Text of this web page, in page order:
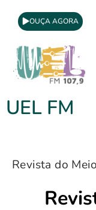
OUÇA AGORA
UEL FM
Revista do